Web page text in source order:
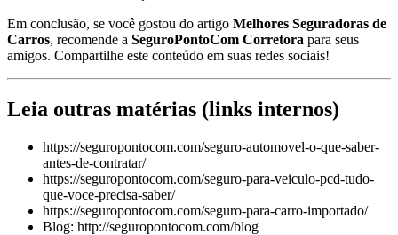
Em conclusão, se você gostou do artigo Melhores Seguradoras de
Carros, recomende a SeguroPontoCom Corretora para seus
amigos. Compartilhe este conteúdo em suas redes sociais!
Leia outras matérias (links internos)
https://seguropontocom.com/seguro-automovel-o-que-saber-
antes-de-contratar/
https://seguropontocom.com/seguro-para-veiculo-pcd-tudo-
que-voce-precisa-saber/
https://seguropontocom.com/seguro-para-carro-importado/
Blog: http://seguropontocom.com/blog